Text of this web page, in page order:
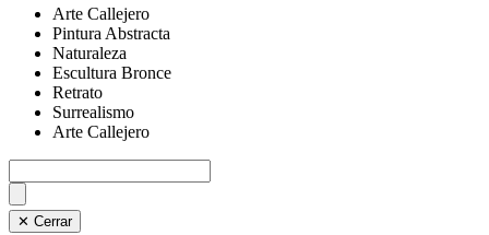
Arte Callejero
Pintura Abstracta
Naturaleza
Escultura Bronce
Retrato
Surrealismo
Arte Callejero
✕ Cerrar